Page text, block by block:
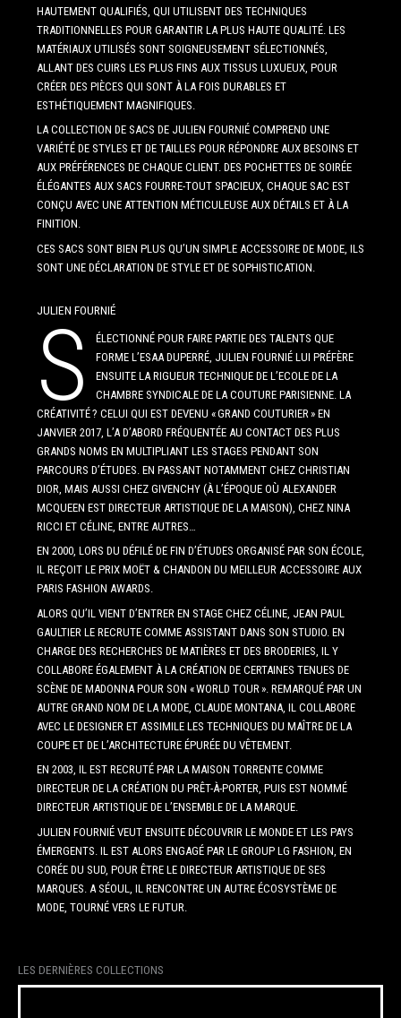
HAUTEMENT QUALIFIÉS, QUI UTILISENT DES TECHNIQUES
TRADITIONNELLES POUR GARANTIR LA PLUS HAUTE QUALITÉ. LES
MATÉRIAUX UTILISÉS SONT SOIGNEUSEMENT SÉLECTIONNÉS,
ALLANT DES CUIRS LES PLUS FINS AUX TISSUS LUXUEUX, POUR
CRÉER DES PIÈCES QUI SONT À LA FOIS DURABLES ET
ESTHÉTIQUEMENT MAGNIFIQUES.
LA COLLECTION DE SACS DE JULIEN FOURNIÉ COMPREND UNE
VARIÉTÉ DE STYLES ET DE TAILLES POUR RÉPONDRE AUX BESOINS ET
AUX PRÉFÉRENCES DE CHAQUE CLIENT. DES POCHETTES DE SOIRÉE
ÉLÉGANTES AUX SACS FOURRE-TOUT SPACIEUX, CHAQUE SAC EST
CONÇU AVEC UNE ATTENTION MÉTICULEUSE AUX DÉTAILS ET À LA
FINITION.
CES SACS SONT BIEN PLUS QU’UN SIMPLE ACCESSOIRE DE MODE, ILS
SONT UNE DÉCLARATION DE STYLE ET DE SOPHISTICATION.
JULIEN FOURNIÉ
S
ÉLECTIONNÉ POUR FAIRE PARTIE DES TALENTS QUE
FORME L’ESAA DUPERRÉ, JULIEN FOURNIÉ LUI PRÉFÈRE
ENSUITE LA RIGUEUR TECHNIQUE DE L’ECOLE DE LA
CHAMBRE SYNDICALE DE LA COUTURE PARISIENNE. LA
CRÉATIVITÉ ? CELUI QUI EST DEVENU « GRAND COUTURIER » EN
JANVIER 2017, L’A D’ABORD FRÉQUENTÉE AU CONTACT DES PLUS
GRANDS NOMS EN MULTIPLIANT LES STAGES PENDANT SON
PARCOURS D’ÉTUDES. EN PASSANT NOTAMMENT CHEZ CHRISTIAN
DIOR, MAIS AUSSI CHEZ GIVENCHY (À L’ÉPOQUE OÙ ALEXANDER
MCQUEEN EST DIRECTEUR ARTISTIQUE DE LA MAISON), CHEZ NINA
RICCI ET CÉLINE, ENTRE AUTRES…
EN 2000, LORS DU DÉFILÉ DE FIN D’ÉTUDES ORGANISÉ PAR SON ÉCOLE,
IL REÇOIT LE PRIX MOËT & CHANDON DU MEILLEUR ACCESSOIRE AUX
PARIS FASHION AWARDS.
ALORS QU’IL VIENT D’ENTRER EN STAGE CHEZ CÉLINE, JEAN PAUL
GAULTIER LE RECRUTE COMME ASSISTANT DANS SON STUDIO. EN
CHARGE DES RECHERCHES DE MATIÈRES ET DES BRODERIES, IL Y
COLLABORE ÉGALEMENT À LA CRÉATION DE CERTAINES TENUES DE
SCÈNE DE MADONNA POUR SON « WORLD TOUR ». REMARQUÉ PAR UN
AUTRE GRAND NOM DE LA MODE, CLAUDE MONTANA, IL COLLABORE
AVEC LE DESIGNER ET ASSIMILE LES TECHNIQUES DU MAÎTRE DE LA
COUPE ET DE L’ARCHITECTURE ÉPURÉE DU VÊTEMENT.
EN 2003, IL EST RECRUTÉ PAR LA MAISON TORRENTE COMME
DIRECTEUR DE LA CRÉATION DU PRÊT-À-PORTER, PUIS EST NOMMÉ
DIRECTEUR ARTISTIQUE DE L’ENSEMBLE DE LA MARQUE.
JULIEN FOURNIÉ VEUT ENSUITE DÉCOUVRIR LE MONDE ET LES PAYS
ÉMERGENTS. IL EST ALORS ENGAGÉ PAR LE GROUP LG FASHION, EN
CORÉE DU SUD, POUR ÊTRE LE DIRECTEUR ARTISTIQUE DE SES
MARQUES. A SÉOUL, IL RENCONTRE UN AUTRE ÉCOSYSTÈME DE
MODE, TOURNÉ VERS LE FUTUR.
LES DERNIÈRES COLLECTIONS